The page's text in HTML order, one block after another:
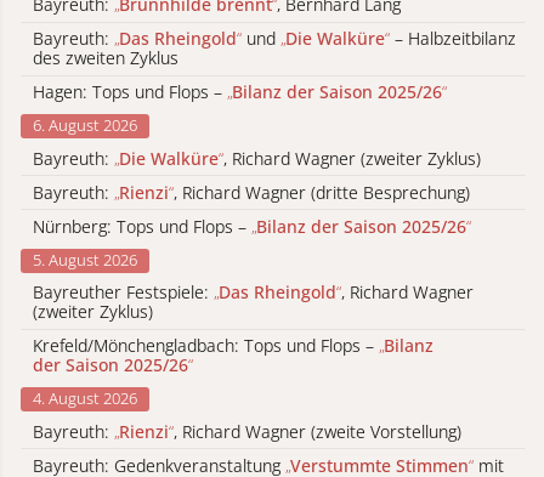
Bayreuth: „Das Rheingold“ und „Die Walküre“ – Halbzeitbilanz
des zweiten Zyklus
Hagen: Tops und Flops – „Bilanz der Saison 2025/26“
6. August 2026
Bayreuth: „Die Walküre“, Richard Wagner (zweiter Zyklus)
Bayreuth: „Rienzi“, Richard Wagner (dritte Besprechung)
Nürnberg: Tops und Flops – „Bilanz der Saison 2025/26“
5. August 2026
Bayreuther Festspiele: „Das Rheingold“, Richard Wagner
(zweiter Zyklus)
Krefeld/Mönchengladbach: Tops und Flops – „Bilanz
der Saison 2025/26“
4. August 2026
Bayreuth: „Rienzi“, Richard Wagner (zweite Vorstellung)
Bayreuth: Gedenkveranstaltung „Verstummte Stimmen“ mit